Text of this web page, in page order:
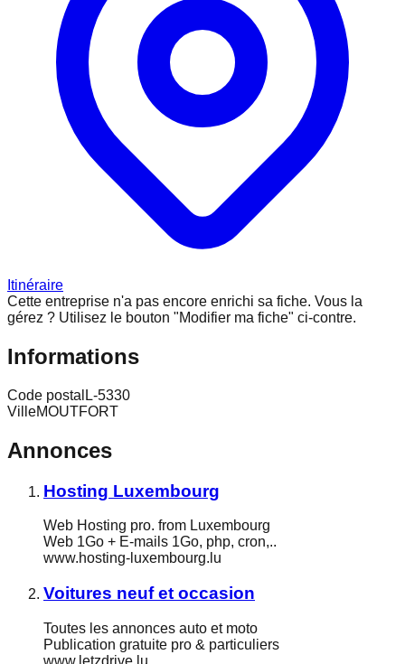
Itinéraire
Cette entreprise n'a pas encore enrichi sa fiche. Vous la
gérez ? Utilisez le bouton "Modifier ma fiche" ci-contre.
Informations
Code postal L-5330
VilleMOUTFORT
Annonces
Hosting Luxembourg
Web Hosting pro. from Luxembourg
Web 1Go + E-mails 1Go, php, cron,..
www.hosting-luxembourg.lu
Voitures neuf et occasion
Toutes les annonces auto et moto
Publication gratuite pro & particuliers
www.letzdrive.lu